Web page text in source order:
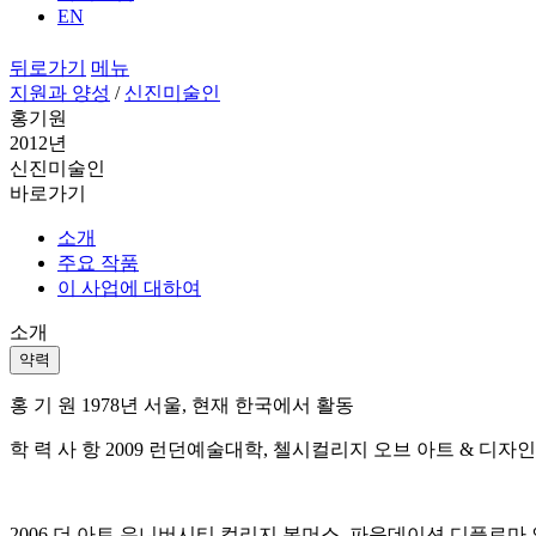
EN
뒤로가기
메뉴
지원과 양성 / 신진미술인
홍기원
2012년
신진미술인
바로가기
소개
주요 작품
이 사업에 대하여
소개
약력
홍 기 원 1978년 서울, 현재 한국에서 활동
학 력 사 항 2009 런던예술대학, 첼시컬리지 오브 아트 & 디자